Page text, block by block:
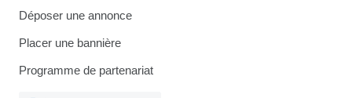
Déposer une annonce
Placer une bannière
Programme de partenariat